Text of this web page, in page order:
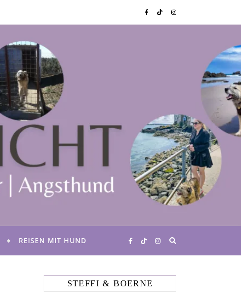
REISEN MIT HUND
STEFFI & BOERNE